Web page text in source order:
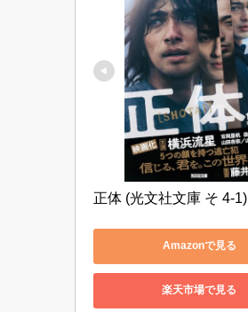
正体 (光文社文庫 そ 4-1)
Amazonで見る
楽天市場で見る